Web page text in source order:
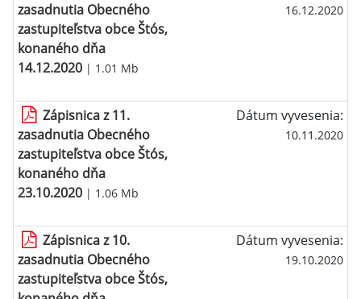
zasadnutia Obecného
zastupiteľstva obce Štós,
konaného dňa
14.12.2020 | 1.01 Mb
16.12.2020
Zápisnica z 11.
zasadnutia Obecného
zastupiteľstva obce Štós,
konaného dňa
23.10.2020 | 1.06 Mb
Dátum vyvesenia:
10.11.2020
Zápisnica z 10.
zasadnutia Obecného
zastupiteľstva obce Štós,
Dátum vyvesenia:
19.10.2020